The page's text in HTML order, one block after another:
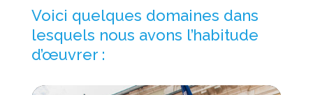
Voici quelques domaines dans
lesquels nous avons l’habitude
d’œuvrer :